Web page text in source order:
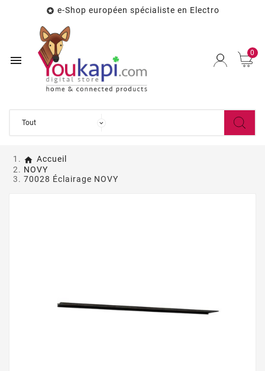
 e-Shop européen spécialiste en Electro

0
Accueil
NOVY
70028 Éclairage NOVY